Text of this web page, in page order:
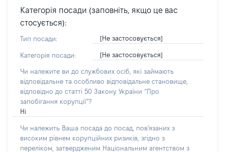
Категорія посади (заповніть, якщо це вас
стосується):
Тип посади: [Не застосовується]
Категорія посади: [Не застосовується]
Чи належите ви до службових осіб, які займають
відповідальне та особливо відповідальне становище,
відповідно до статті 50 Закону України “Про
запобігання корупції”?
Ні
Чи належить Ваша посада до посад, пов'язаних з
високим рівнем корупційних ризиків, згідно з
переліком, затвердженим Національним агентством з